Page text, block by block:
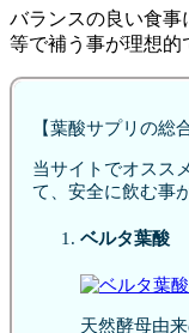
バランスの良い食事
等で補う事が理想的
【葉酸サプリの総
当サイトでオスス
て、安全に飲む事
ベルタ葉酸
天然酵母由